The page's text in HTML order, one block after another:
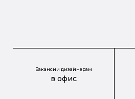
Вакансии дизайнерам
в офис